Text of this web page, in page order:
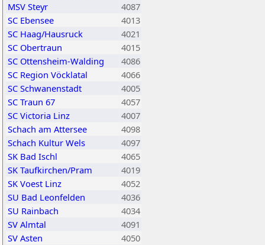
MSV Steyr
4087
SC Ebensee
4013
SC Haag/Hausruck
4021
SC Obertraun
4015
SC Ottensheim-Walding
4086
SC Region Vöcklatal
4066
SC Schwanenstadt
4005
SC Traun 67
4057
SC Victoria Linz
4007
Schach am Attersee
4098
Schach Kultur Wels
4097
SK Bad Ischl
4065
SK Taufkirchen/Pram
4019
SK Voest Linz
4052
SU Bad Leonfelden
4036
SU Rainbach
4034
SV Almtal
4091
SV Asten
4050